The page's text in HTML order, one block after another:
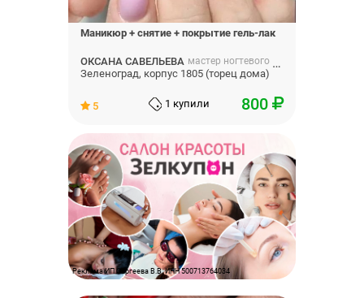
Маникюр + снятие + покрытие гель-лак
ОКСАНА САВЕЛЬЕВА мастер ногтевого сервиса
Зеленоград, корпус 1805 (торец дома)
5 1 купили 800
Реклама ИП Сергеева В.В. ИНН 500713764034